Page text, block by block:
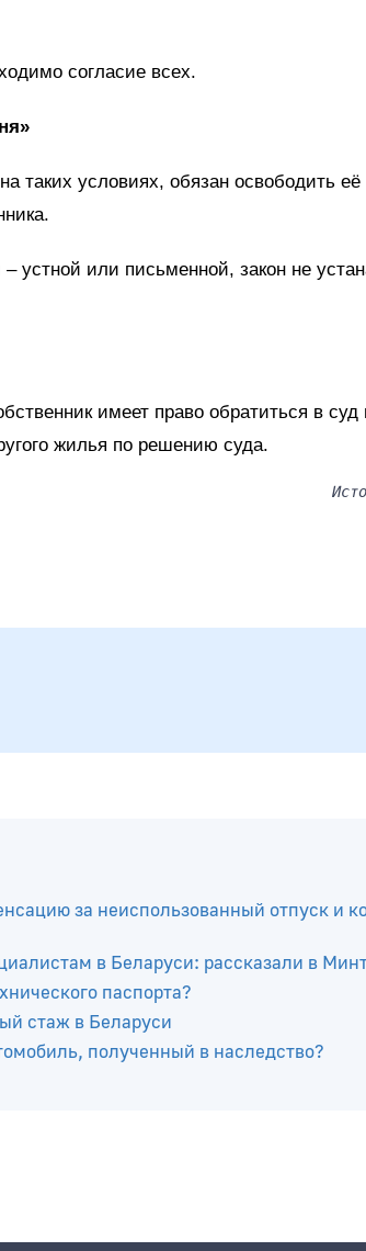
согласие всех.
таких условиях, обязан освободить её
или письменной, закон не
имеет право обратиться в
жилья по решению суда.
за неиспользованный отпуск и
в Беларуси: рассказали в